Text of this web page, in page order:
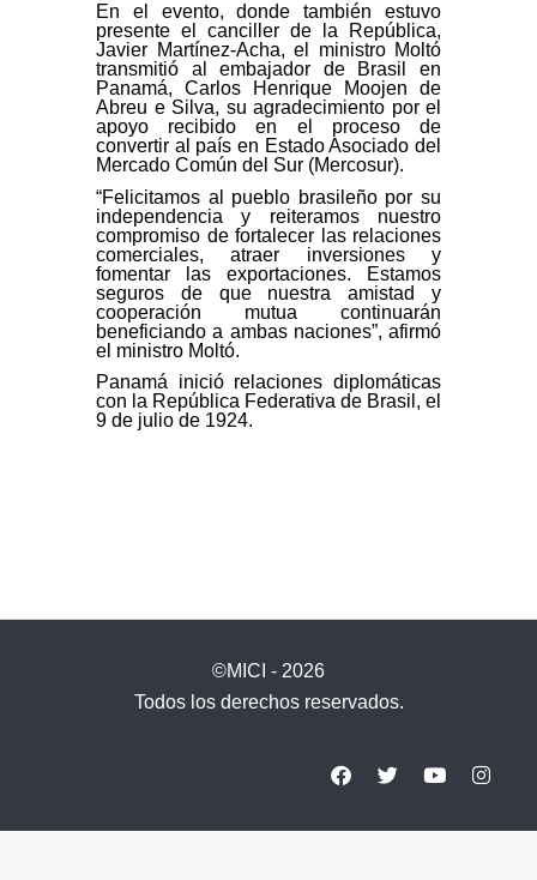
En el evento, donde también estuvo
presente el canciller de la República,
Javier Martínez-Acha, el ministro Moltó
transmitió al embajador de Brasil en
Panamá, Carlos Henrique Moojen de
Abreu e Silva, su agradecimiento por el
apoyo recibido en el proceso de
convertir al país en Estado Asociado del
Mercado Común del Sur (Mercosur).
“Felicitamos al pueblo brasileño por su
independencia y reiteramos nuestro
compromiso de fortalecer las relaciones
comerciales, atraer inversiones y
fomentar las exportaciones. Estamos
seguros de que nuestra amistad y
cooperación mutua continuarán
beneficiando a ambas naciones”, afirmó
el ministro Moltó.
Panamá inició relaciones diplomáticas
con la República Federativa de Brasil, el
9 de julio de 1924.
©MICI - 2026
Todos los derechos reservados.